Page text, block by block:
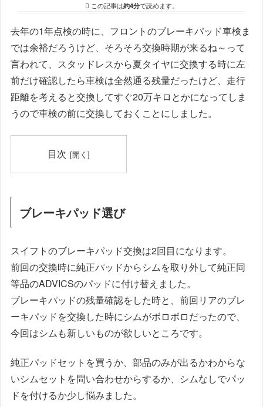
この記事は約4分で読めます。
去年の1年点検の時に、フロントのブレーキパッド車検ま
では余裕だろうけど、そろそろ交換時期が来るね～って
言われて、スタッドレスから夏タイヤに交換する時に左
前だけ確認したら車検は全然通る残量だったけど、走行
距離を考えると交換してすぐ20万キロとかになってしま
うので車検の前に交換しておくことにしました。
目次
ブレーキパッド選び
スイフトのブレーキパッド交換は2回目になります。
前回の交換時に純正パッドからシムを取り外して純正同
等品のADVICSのパッドに付け替えました。
ブレーキパッドの残量確認をした時と、前回リアのブレ
ーキパッドを交換した時にシムがボロボロだったので、
今回はシムも新しいものが欲しいところです。
純正パッドセットを買うか、部品のみが出るかわからな
いシムセットを問い合わせからするか、シムなしでパッ
ドを付けるか少し悩みました。